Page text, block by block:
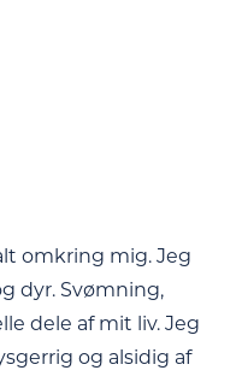
omkring mig. Jeg
dyr. Svømning,
dele af mit liv. Jeg
og alsidig af